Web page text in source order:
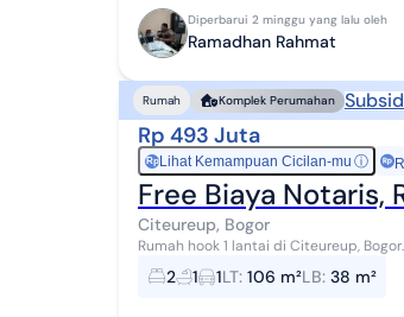
Diperbarui 2 minggu yang lalu oleh
Ramadhan Rahmat
Rumah Komplek Perumahan
Rp 493 Juta
RpLihat Kemampuan Cicilan-mu ⓘ
Free Biaya Notaris,
Citeureup, Bogor
Rumah hook 1 lantai di Citeureup, Bogor. Dijual rumah hook di wilayah yang tenang dengan pemandangan
Lokasi Pinggiran Kota. Properti 1 lantai ini
2 1 1LT: 106 m²LB: 38 m²